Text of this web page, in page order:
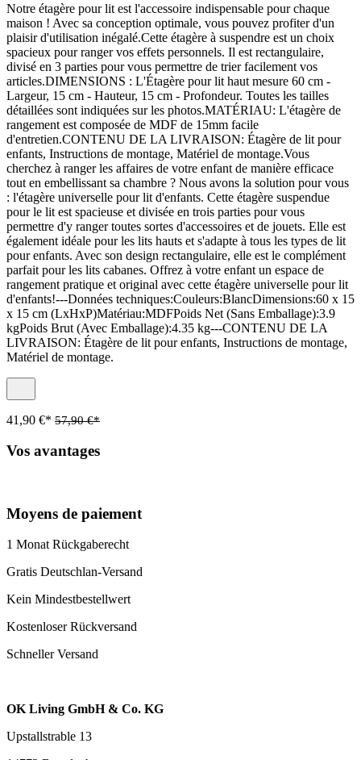
Notre étagère pour lit est l'accessoire indispensable pour chaque
maison ! Avec sa conception optimale, vous pouvez profiter d'un
plaisir d'utilisation inégalé.Cette étagère à suspendre est un choix
spacieux pour ranger vos effets personnels. Il est rectangulaire,
divisé en 3 parties pour vous permettre de trier facilement vos
articles.DIMENSIONS : L'Étagère pour lit haut mesure 60 cm -
Largeur, 15 cm - Hauteur, 15 cm - Profondeur. Toutes les tailles
détaillées sont indiquées sur les photos.MATÉRIAU: L'étagère de
rangement est composée de MDF de 15mm facile
d'entretien.CONTENU DE LA LIVRAISON: Étagère de lit pour
enfants, Instructions de montage, Matériel de montage.Vous
cherchez à ranger les affaires de votre enfant de manière efficace
tout en embellissant sa chambre ? Nous avons la solution pour vous
: l'étagère universelle pour lit d'enfants. Cette étagère suspendue
pour le lit est spacieuse et divisée en trois parties pour vous
permettre d'y ranger toutes sortes d'accessoires et de jouets. Elle est
également idéale pour les lits hauts et s'adapte à tous les types de lit
pour enfants. Avec son design rectangulaire, elle est le complément
parfait pour les lits cabanes. Offrez à votre enfant un espace de
rangement pratique et original avec cette étagère universelle pour lit
d'enfants!---Données techniques:Couleurs:BlancDimensions:60 x 15
x 15 cm (LxHxP)Matériau:MDFPoids Net (Sans Emballage):3.9
kgPoids Brut (Avec Emballage):4.35 kg---CONTENU DE LA
LIVRAISON: Étagère de lit pour enfants, Instructions de montage,
Matériel de montage.
41,90 €* 57,90 €*
Vos avantages
Moyens de paiement
1 Monat Rückgaberecht
Gratis Deutschlan-Versand
Kein Mindestbestellwert
Kostenloser Rückversand
Schneller Versand
OK Living GmbH & Co. KG
Upstallstrable 13